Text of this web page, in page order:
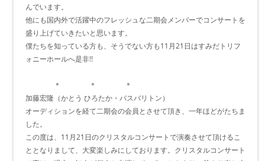
んでいます。
他にも国内外で活躍中のフレッシュな二期会メンバーでコンサートを
盛り上げていきたいと思います。
僕たちを知っている方も、そうでない方も11月21日はすみだトリフ
ォニーホールへ是非!!
＊ ＊ ＊
加藤宏隆（かとう ひろたか・バスバリトン）
オーディションを経て二期会の会員とさせて頂き、一年ほどがたちま
した。
この度は、11月21日のクリスタルコンサートで演奏させて頂けるこ
ととなりまして、大変楽しみにしております。クリスタルコンサート